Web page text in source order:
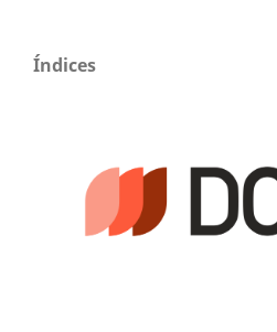
Índices